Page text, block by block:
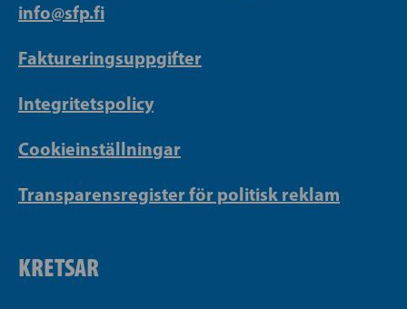
info@sfp.fi
Faktureringsuppgifter
Integritetspolicy
Cookieinställningar
Transparensregister för politisk reklam
KRETSAR